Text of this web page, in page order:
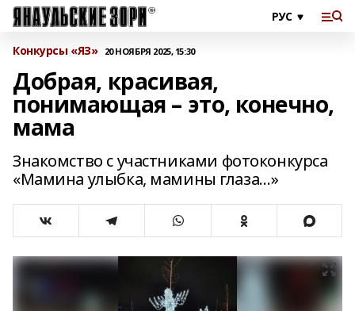
Конкурсы «ЯЗ» 20 НОЯБРЯ 2025, 15:30
Добрая, красивая,
понимающая – это, конечно,
мама
Знакомство с участниками фотоконкурса
«Мамина улыбка, мамины глаза…»